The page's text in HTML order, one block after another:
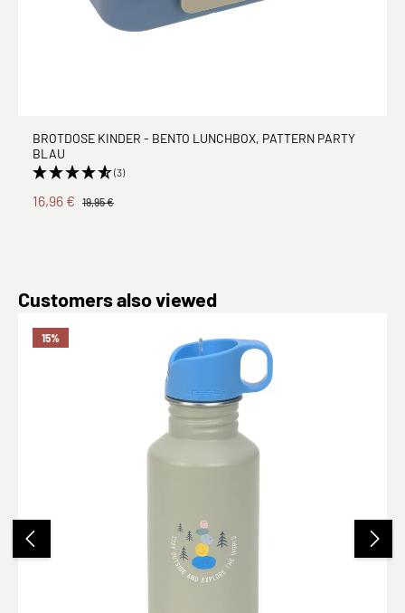
BROTDOSE KINDER - BENTO LUNCHBOX, PATTERN PARTY
BLAU
(3)
16,96 € 19,95 €
Produktgalerie überspringen
Customers also viewed
15%